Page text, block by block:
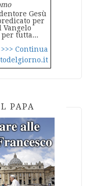
Gesù
per
tutta...
>>> Continua
PAPA